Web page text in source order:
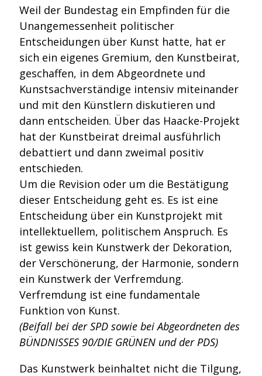
Weil der Bundestag ein Empfinden für die
Unangemessenheit politischer
Entscheidungen über Kunst hatte, hat er
sich ein eigenes Gremium, den Kunstbeirat,
geschaffen, in dem Abgeordnete und
Kunstsachverständige intensiv miteinander
und mit den Künstlern diskutieren und
dann entscheiden. Über das Haacke-Projekt
hat der Kunstbeirat dreimal ausführlich
debattiert und dann zweimal positiv
entschieden.
Um die Revision oder um die Bestätigung
dieser Entscheidung geht es. Es ist eine
Entscheidung über ein Kunstprojekt mit
intellektuellem, politischem Anspruch. Es
ist gewiss kein Kunstwerk der Dekoration,
der Verschönerung, der Harmonie, sondern
ein Kunstwerk der Verfremdung.
Verfremdung ist eine fundamentale
Funktion von Kunst.
(Beifall bei der SPD sowie bei Abgeordneten des
BÜNDNISSES 90/DIE GRÜNEN und der PDS)
Das Kunstwerk beinhaltet nicht die Tilgung,